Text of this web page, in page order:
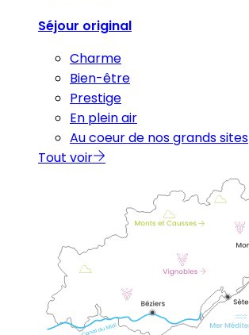
Séjour original
Charme
Bien-être
Prestige
En plein air
Au coeur de nos grands sites
Tout voir